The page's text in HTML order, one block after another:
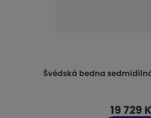
Švédská bedna
19 729